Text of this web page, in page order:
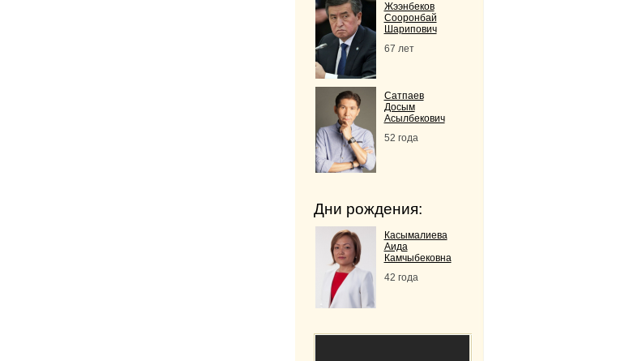
Жээнбеков
Сооронбай
Шарипович
67 лет
Сатпаев
Досым
Асылбекович
52 года
Дни рождения:
Касымалиева
Аида
Камчыбековна
42 года